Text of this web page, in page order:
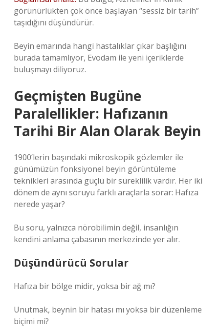
görünürlükten çok önce başlayan “sessiz bir tarih”
taşıdığını düşündürür.
Beyin emarında hangi hastalıklar çıkar başlığını
burada tamamlıyor, Evodam ile yeni içeriklerde
buluşmayı diliyoruz.
Geçmişten Bugüne
Paralellikler: Hafızanın
Tarihi Bir Alan Olarak Beyin
1900’lerin başındaki mikroskopik gözlemler ile
günümüzün fonksiyonel beyin görüntüleme
teknikleri arasında güçlü bir süreklilik vardır. Her iki
dönem de aynı soruyu farklı araçlarla sorar: Hafıza
nerede yaşar?
Bu soru, yalnızca nörobilimin değil, insanlığın
kendini anlama çabasının merkezinde yer alır.
Düşündürücü Sorular
Hafıza bir bölge midir, yoksa bir ağ mı?
Unutmak, beynin bir hatası mı yoksa bir düzenleme
biçimi mi?